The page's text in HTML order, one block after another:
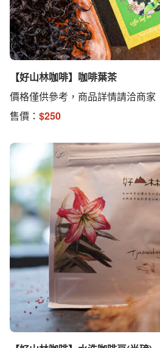
【好山林咖啡】咖啡葉茶
價格僅供參考，商品詳情請洽商家
售價： $250